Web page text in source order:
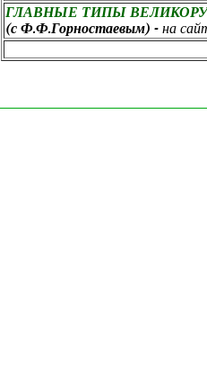
ГЛАВНЫЕ ТИПЫ
(с Ф.Ф.Горностаевым) - на